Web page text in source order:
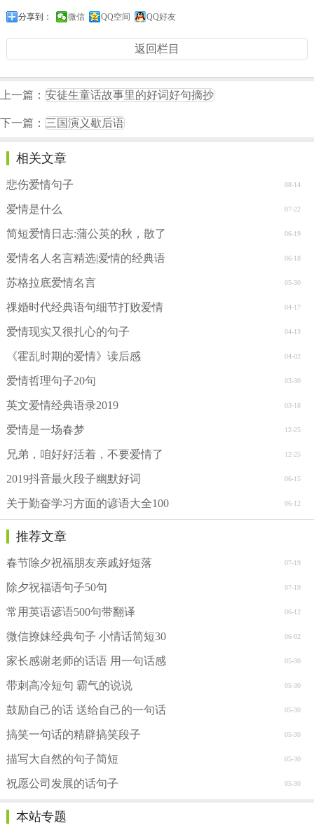
分享到： 微信 QQ空间 QQ好友
返回栏目
上一篇： 安徒生童话故事里的好词好句摘抄
下一篇： 三国演义歇后语
相关文章
08-14
悲伤爱情句子
07-22
爱情是什么
06-19
简短爱情日志:蒲公英的秋，散了
06-18
爱情名人名言精选|爱情的经典语
05-30
苏格拉底爱情名言
04-17
祼婚时代经典语句细节打败爱情
04-13
爱情现实又很扎心的句子
04-02
《霍乱时期的爱情》读后感
03-30
爱情哲理句子20句
03-18
英文爱情经典语录2019
12-25
爱情是一场春梦
12-25
兄弟，咱好好活着，不要爱情了
06-15
2019抖音最火段子幽默好词
06-12
关于勤奋学习方面的谚语大全100
推荐文章
07-19
春节除夕祝福朋友亲戚好短落
07-19
除夕祝福语句子50句
06-12
常用英语谚语500句带翻译
06-02
微信撩妹经典句子 小情话简短30
05-30
家长感谢老师的话语 用一句话感
05-30
带刺高冷短句 霸气的说说
05-30
鼓励自己的话 送给自己的一句话
05-30
搞笑一句话的精辟搞笑段子
05-30
描写大自然的句子简短
05-30
祝愿公司发展的话句子
本站专题